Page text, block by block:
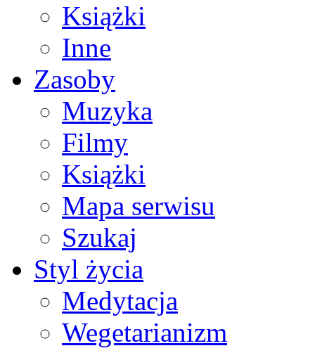
Książki
Inne
Zasoby
Muzyka
Filmy
Książki
Mapa serwisu
Szukaj
Styl życia
Medytacja
Wegetarianizm